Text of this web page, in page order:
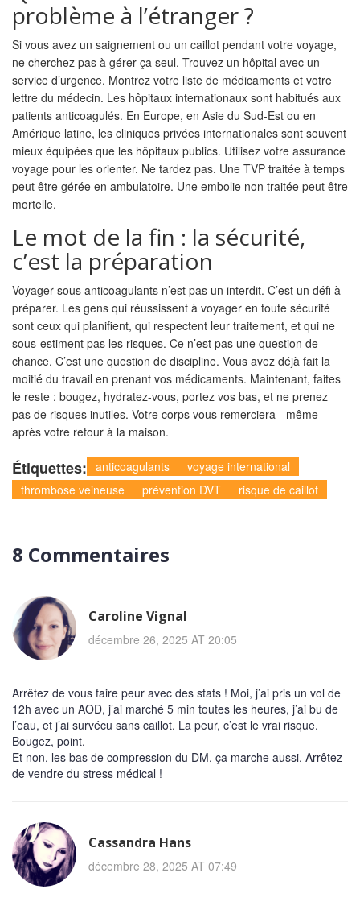
problème à l’étranger ?
Si vous avez un saignement ou un caillot pendant votre voyage,
ne cherchez pas à gérer ça seul. Trouvez un hôpital avec un
service d’urgence. Montrez votre liste de médicaments et votre
lettre du médecin. Les hôpitaux internationaux sont habitués aux
patients anticoagulés. En Europe, en Asie du Sud-Est ou en
Amérique latine, les cliniques privées internationales sont souvent
mieux équipées que les hôpitaux publics. Utilisez votre assurance
voyage pour les orienter. Ne tardez pas. Une TVP traitée à temps
peut être gérée en ambulatoire. Une embolie non traitée peut être
mortelle.
Le mot de la fin : la sécurité,
c’est la préparation
Voyager sous anticoagulants n’est pas un interdit. C’est un défi à
préparer. Les gens qui réussissent à voyager en toute sécurité
sont ceux qui planifient, qui respectent leur traitement, et qui ne
sous-estiment pas les risques. Ce n’est pas une question de
chance. C’est une question de discipline. Vous avez déjà fait la
moitié du travail en prenant vos médicaments. Maintenant, faites
le reste : bougez, hydratez-vous, portez vos bas, et ne prenez
pas de risques inutiles. Votre corps vous remerciera - même
après votre retour à la maison.
Étiquettes: anticoagulants
voyage international
thrombose veineuse
prévention DVT risque de caillot
8 Commentaires
Caroline Vignal
décembre 26, 2025 AT 20:05
Arrêtez de vous faire peur avec des stats ! Moi, j’ai pris un vol de
12h avec un AOD, j’ai marché 5 min toutes les heures, j’ai bu de
l’eau, et j’ai survécu sans caillot. La peur, c’est le vrai risque.
Bougez, point.
Et non, les bas de compression du DM, ça marche aussi. Arrêtez
de vendre du stress médical !
Cassandra Hans
décembre 28, 2025 AT 07:49